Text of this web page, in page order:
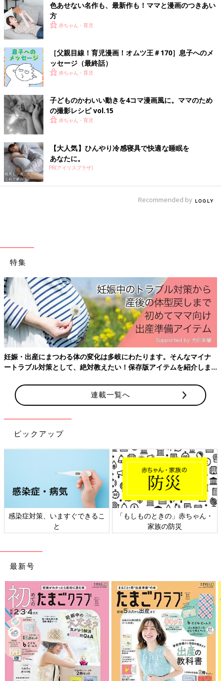
色あせない名作も、最新作も！ママと漫画のつきあい
方
赤ちゃん・育児
［父親目線！育児漫画！オムツ王＃170］息子へのメ
ッセージ（最終話）
赤ちゃん・育児
子どものかわいい動きを4コマ漫画風に。ママのため
の撮影レシピ vol.15
赤ちゃん・育児
【大人気】ひんやり冷感寝具で快適な睡眠を
あなたに。
PR(アイリスプラザ)
Recommended by
特集
妊娠・出産にまつわる体の変化は多岐にわたります。そんなマイナ
ートラブル対策として、絶対教えたい！保存版アイテムを紹介しま
連載一覧へ
ピックアップ
感染症対策、いますぐできるこ
と
「もしものときの」赤ちゃん・
家族の防災
最新号